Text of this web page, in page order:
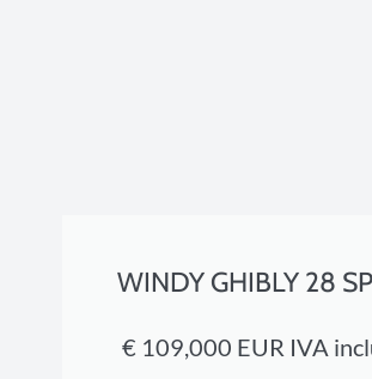
WINDY GHIBLY 28
€ 109,000 EUR IVA